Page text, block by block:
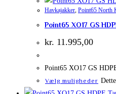
Havkajakker Point65 North
Point65 XO17 GS
kr. 11.995,00
Point65 XO17 GS
Vælg muligheder